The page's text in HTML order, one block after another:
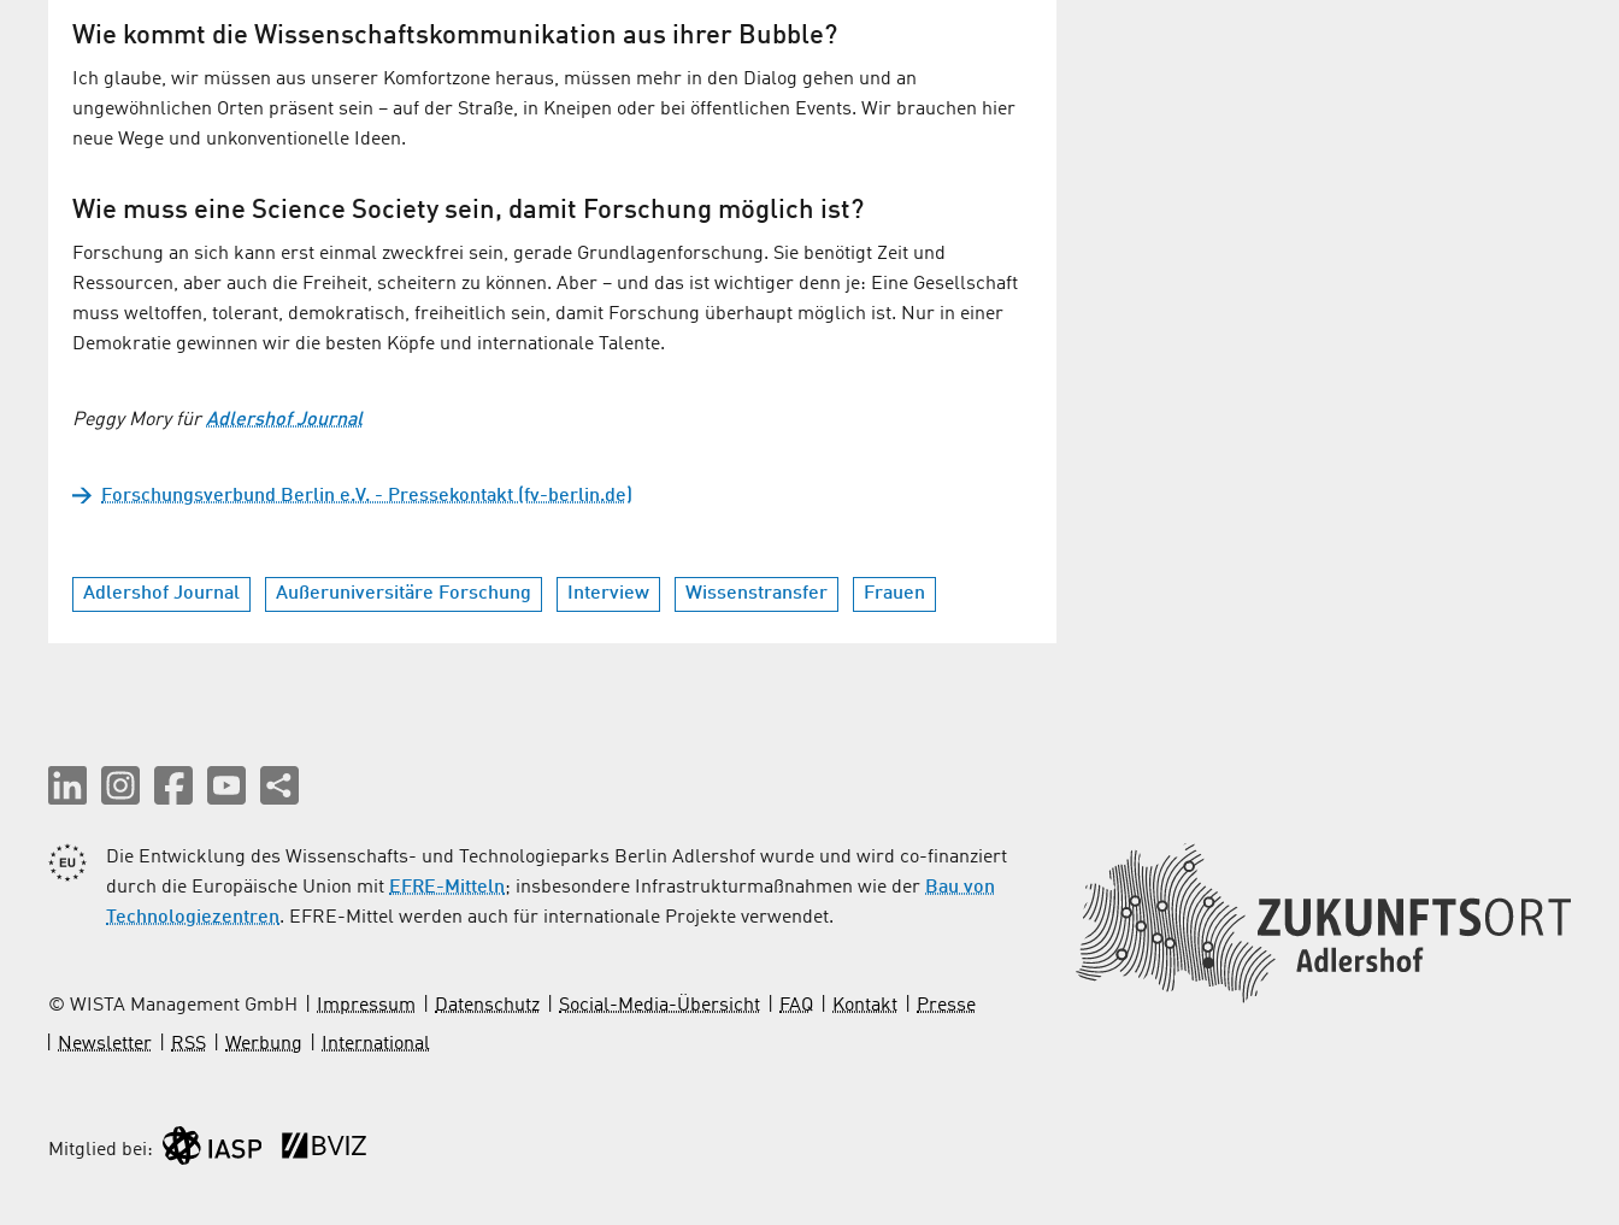
Wie kommt die Wissenschaftskommunikation aus ihrer Bubble?
Ich glaube, wir müssen aus unserer Komfortzone heraus, müssen mehr in den Dialog gehen und an
ungewöhnlichen Orten präsent sein – auf der Straße, in Kneipen oder bei öffentlichen Events. Wir brauchen hier
neue Wege und unkonventionelle Ideen.
Wie muss eine Science Society sein, damit Forschung möglich ist?
Forschung an sich kann erst einmal zweckfrei sein, gerade Grundlagenforschung. Sie benötigt Zeit und
Ressourcen, aber auch die Freiheit, scheitern zu können. Aber – und das ist wichtiger denn je: Eine Gesellschaft
muss weltoffen, tolerant, demokratisch, freiheitlich sein, damit Forschung überhaupt möglich ist. Nur in einer
Demokratie gewinnen wir die besten Köpfe und internationale Talente.
Peggy Mory fürAdlershof Journal
Forschungsverbund Berlin e.V. - Pressekontakt (fv-berlin.de)
Adlershof Journal Außeruniversitäre Forschung Interview Wissenstransfer Frauen
Die Entwicklung des Wissenschafts- und Technologieparks Berlin Adlershof wurde und wird co-finanziert
durch die Europäische Union mit EFRE-Mitteln; insbesondere Infrastrukturmaßnahmen wie der Bau von
Technologiezentren. EFRE-Mittel werden auch für internationale Projekte verwendet.
© WISTA Management GmbH Impressum Datenschutz Social-Media-Übersicht FAQ Kontakt
Presse
Newsletter
RSS Werbung International
Mitglied bei: